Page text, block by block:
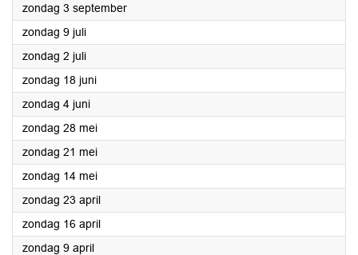
zondag 3 september2023
zondag 9 juli2023
zondag 2 juli2023
zondag 18 juni2023
zondag 4 juni2023
zondag 28 mei2023
zondag 21 mei2023
zondag 14 mei2023
zondag 23 april2023
zondag 16 april2023
zondag 9 april2023